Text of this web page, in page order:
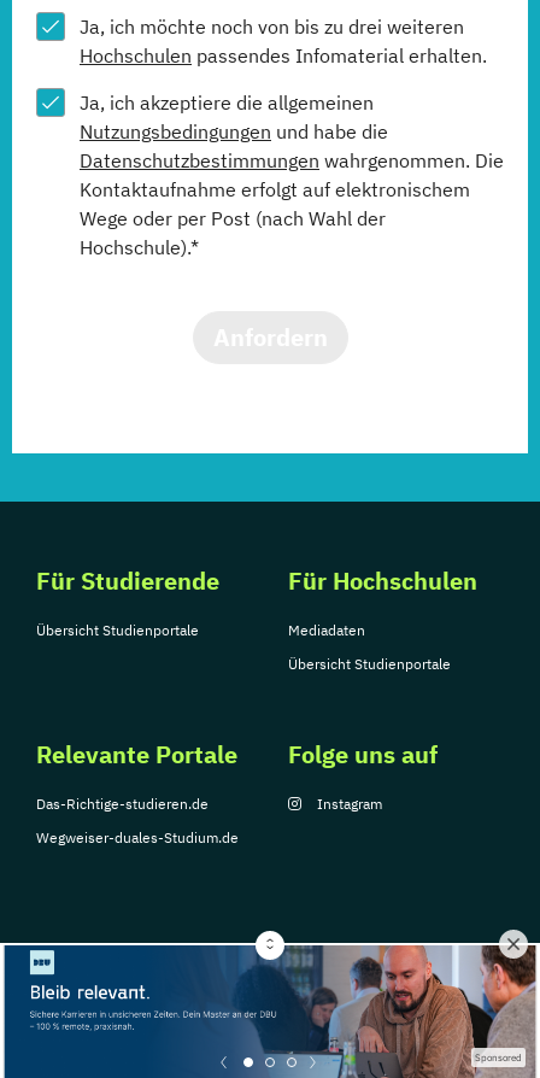
Sponsored
Ja, ich möchte noch von bis zu drei weiteren
Hochschulen passendes Infomaterial erhalten.
Ja, ich akzeptiere die allgemeinen
Nutzungsbedingungen und habe die
Datenschutzbestimmungen wahrgenommen. Die
Kontaktaufnahme erfolgt auf elektronischem
Wege oder per Post (nach Wahl der
Hochschule).*
Für Studierende
Übersicht Studienportale
Für Hochschulen
Mediadaten
Übersicht Studienportale
Relevante Portale
Das-Richtige-studieren.de
Wegweiser-duales-Studium.de
Folge uns auf
Instagram
© Copyright 2026, TarGroup Media GmbH
Impressum
Über
Datenschutzerklärung Nutzungsbedingungen